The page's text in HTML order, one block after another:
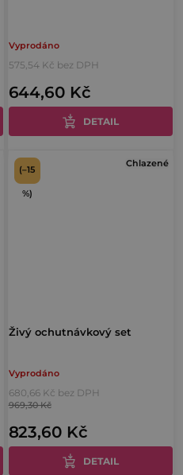
Vyprodáno
575,54 Kč bez DPH
644,60 Kč
DETAIL
Chlazené
Živý ochutnávkový set
Vyprodáno
680,66 Kč bez DPH
823,60 Kč
969,30 Kč
(–15
%)
DETAIL